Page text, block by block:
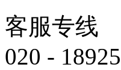
客服专线
020 -